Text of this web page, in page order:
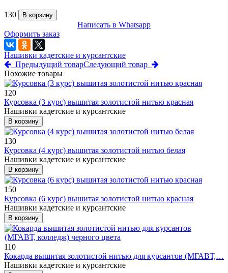
130 В корзину
Написать в Whatsapp
Оформить заказ
Нашивки кадетские и курсантские
Предыдущий товарСледующий товар
Похожие товары
120
Курсовка (3 курс) вышитая золотистой нитью красная
Нашивки кадетские и курсантские
В корзину
130
Курсовка (4 курс) вышитая золотистой нитью белая
Нашивки кадетские и курсантские
В корзину
150
Курсовка (6 курс) вышитая золотистой нитью красная
Нашивки кадетские и курсантские
В корзину
110
Кокарда вышитая золотистой нитью для курсантов (МГАВТ,…
Нашивки кадетские и курсантские